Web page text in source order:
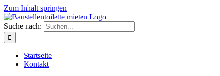
Zum Inhalt springen
Suche nach:
Startseite
Kontakt